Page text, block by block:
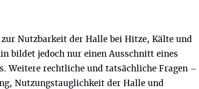
Nutzbarkeit der Halle bei Hitze, Kälte und
bildet jedoch nur einen Ausschnitt eines
Weitere rechtliche und tatsächliche Fragen –
Nutzungstauglichkeit der Halle und